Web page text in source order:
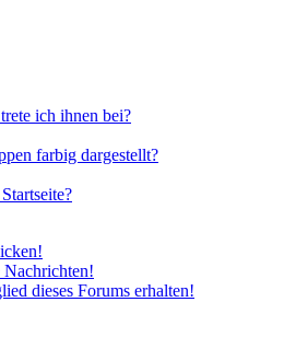
ich ihnen bei?
farbig dargestellt?
Nachrichten!
dieses Forums erhalten!